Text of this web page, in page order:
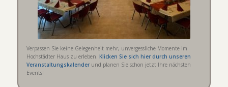
Verpassen Sie keine Gelegenheit mehr, unvergessliche Momente im
Hochstädter Haus zu erleben. Klicken Sie sich hier durch unseren
Veranstaltungskalender und planen Sie schon jetzt Ihre nächsten
Events!